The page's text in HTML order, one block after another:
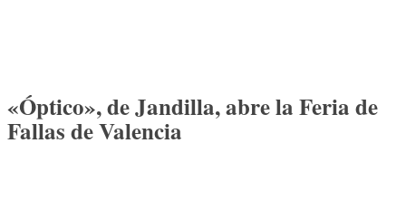
«Óptico», de Jandilla, abre la Feria de
Fallas de Valencia